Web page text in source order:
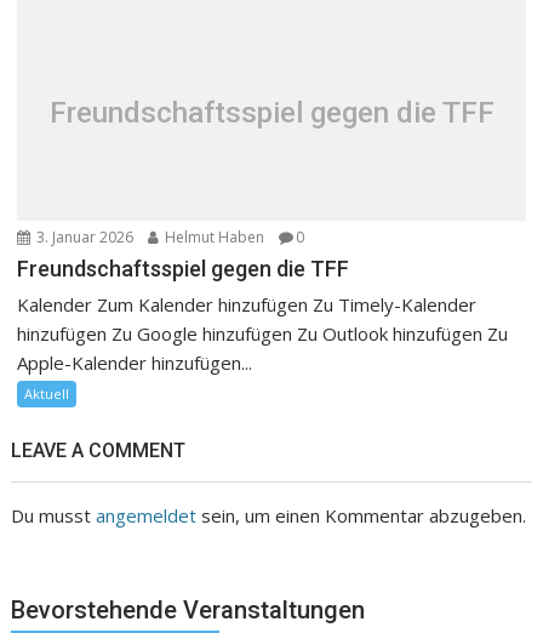
Freundschaftsspiel gegen die TFF
3. Januar 2026 Helmut Haben 0
Freundschaftsspiel gegen die TFF
Kalender Zum Kalender hinzufügen Zu Timely-Kalender
hinzufügen Zu Google hinzufügen Zu Outlook hinzufügen Zu
Apple-Kalender hinzufügen...
Aktuell
LEAVE A COMMENT
Du musstangemeldet sein, um einen Kommentar abzugeben.
Bevorstehende Veranstaltungen